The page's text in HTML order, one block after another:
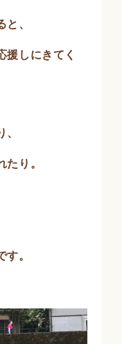
、
援しにきてく
り。
。